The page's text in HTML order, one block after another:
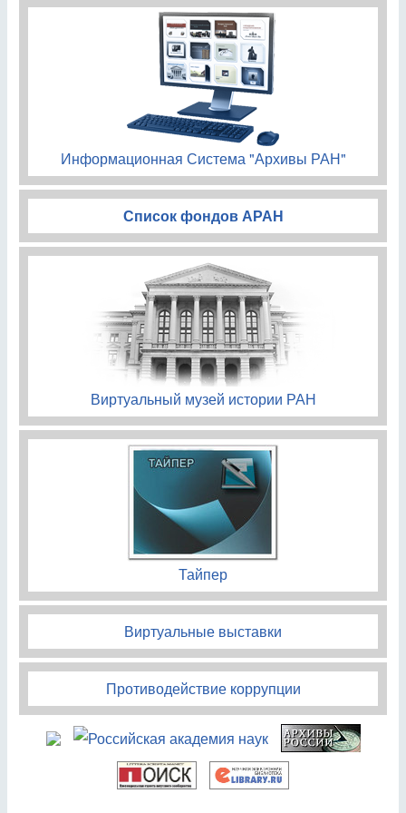
Информационная Система "Архивы РАН"
Список фондов АРАН
Виртуальный музей истории РАН
Тайпер
Виртуальные выставки
Противодействие коррупции